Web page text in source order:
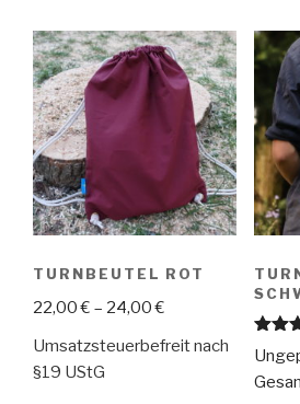
TURNBEUTEL ROT
22,00€ – 24,00€
Umsatzsteuerbefreit nach
§19 UStG
mit
von 5